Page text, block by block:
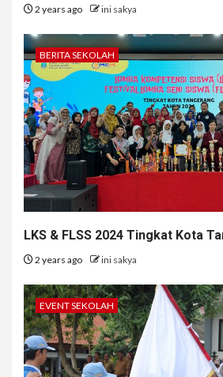
2 years ago ini sakya
BERITA SEKOLAH
LKS & FLSS 2024 Tingkat Kota
2 years ago ini sakya
EVENT SEKOLAH